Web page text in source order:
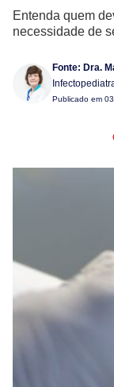
Entenda quem
necessidade de
Fonte: Dra.
Publicado em